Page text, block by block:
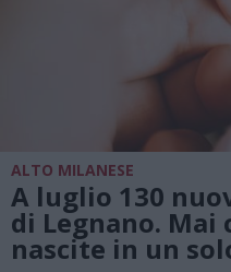
ALTO MILANESE
A luglio 130
di Legnano. Mai
nascite in un